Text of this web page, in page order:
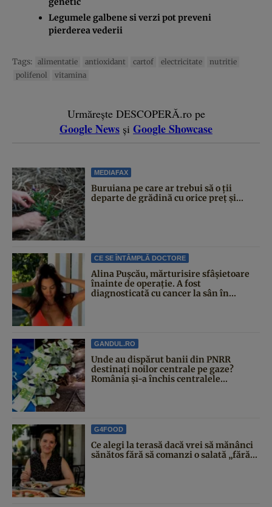
Legumele galbene si verzi pot preveni
pierderea vederii
Tags: alimentatie antioxidant cartof electricitate
nutritie
polifenol
vitamina
Urmărește DESCOPERĂ.ro pe
Google News și Google Showcase
MEDIAFAX
Buruiana pe care ar trebui să o ții
departe de grădină cu orice preț și...
CE SE ÎNTÂMPLĂ DOCTORE
Alina Pușcău, mărturisire sfâșietoare
înainte de operație. A fost
diagnosticată cu cancer la sân în...
GANDUL.RO
Unde au dispărut banii din PNRR
destinați noilor centrale pe gaze?
România și-a închis centralele...
G4FOOD
Ce alegi la terasă dacă vrei să mănânci
sănătos fără să comanzi o salată „fără...